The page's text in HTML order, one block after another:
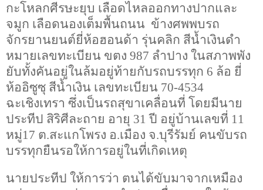
กะโหลกศีรษะยุบ เลือดไหลออกทางปากและ
จมูก เลือดนองเต็มพื้นถนน ข้างศพพบรถ
จักรยานยนต์ยี่ห้อฮอนด้า รุ่นคลิก สีน้ำเงินดำ
หมายเลขทะเบียน ขตง 987 ลำปาง ในสภาพพัง
ยับทั้งคันอยู่ในล้มอยู่ท้ายกับรถบรรทุก 6 ล้อ ยี่
ห้ออิซูซุ สีน้ำเงิน เลขทะเบียน 70-4534
ฉะเชิงเทรา ซึ่งเป็นรถสุขาเคลื่อนที่ โดยมีนาย
ประทีป สิริศีละถาย อายุ 31ปี อยู่บ้านเลขที่ 11
หมู่17 ต.สะแกโพรง อ.เมือง จ.บุรีรัมย์ คนขับรถ
บรรทุกยืนรอให้การอยู่ในที่เกิดเหตุ
นายประทีป ให้การว่า ตนได้ขับมาจากเหมือง